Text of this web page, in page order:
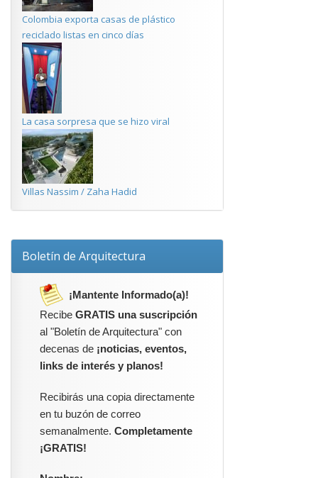
Colombia exporta casas de plástico
reciclado listas en cinco días
La casa sorpresa que se hizo viral
Villas Nassim / Zaha Hadid
Boletín de Arquitectura
¡Mantente Informado(a)!
Recibe GRATIS una suscripción
al "Boletín de Arquitectura" con
decenas de ¡noticias, eventos,
links de interés y planos!
Recibirás una copia directamente
en tu buzón de correo
semanalmente. Completamente
¡GRATIS!